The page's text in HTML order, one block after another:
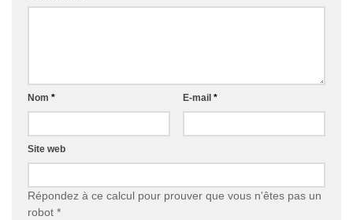
Nom * E-mail *
Site web
Répondez à ce calcul pour prouver que vous n'êtes pas un
robot *